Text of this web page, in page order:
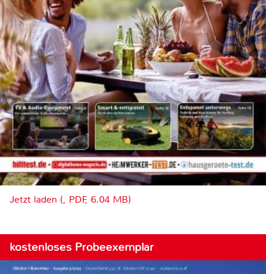
Jetzt laden (, PDF, 6.04 MB)
kostenloses Probeexemplar